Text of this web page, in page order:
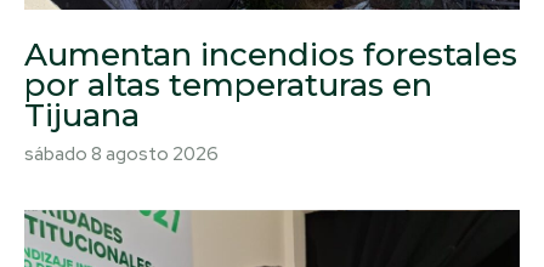
Aumentan incendios forestales
por altas temperaturas en
Tijuana
sábado 8 agosto 2026